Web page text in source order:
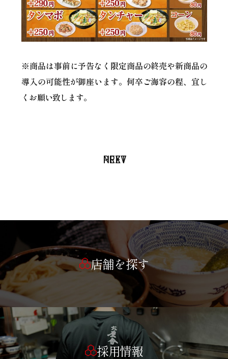
※商品は事前に予告なく限定商品の終売や新商品の
導入の可能性が御座います。何卒ご海容の程、宜し
くお願い致します。
PREV
NEXT
店舗を探す
採用情報